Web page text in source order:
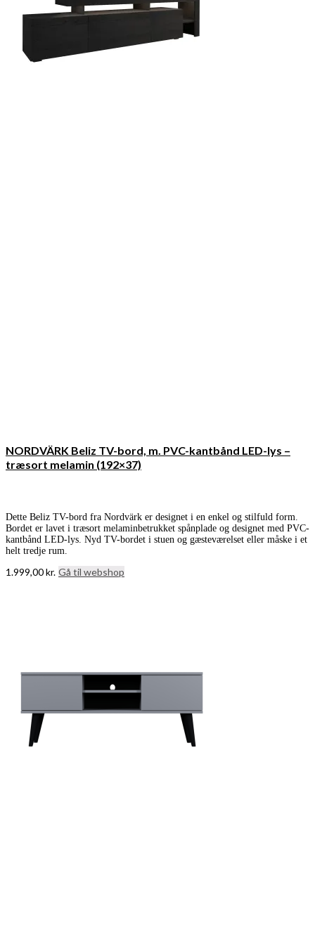
NORDVÄRK Beliz TV-bord, m. PVC-kantbånd LED-lys –
træsort melamin (192×37)
Dette Beliz TV-bord fra Nordvärk er designet i en enkel og stilfuld form.
Bordet er lavet i træsort melaminbetrukket spånplade og designet med PVC-
kantbånd LED-lys. Nyd TV-bordet i stuen og gæsteværelset eller måske i et
helt tredje rum.
1.999,00kr. Gå til webshop